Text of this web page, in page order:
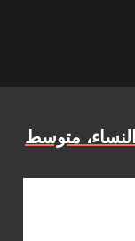
متوسط